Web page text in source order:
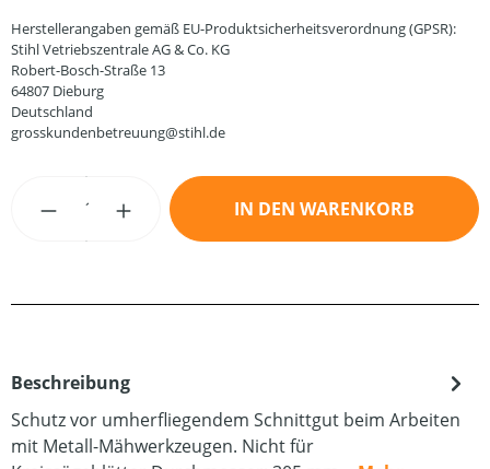
Herstellerangaben gemäß EU-Produktsicherheitsverordnung (GPSR):
Stihl Vetriebszentrale AG & Co. KG
Robert-Bosch-Straße 13
64807 Dieburg
Deutschland
grosskundenbetreuung@stihl.de
Produkt Anzahl: Gib den gewünschten
IN DEN WARENKORB
Beschreibung
Schutz vor umherfliegendem Schnittgut beim Arbeiten
mit Metall-Mähwerkzeugen. Nicht für